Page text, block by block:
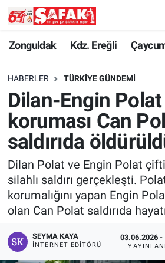
Zonguldak Kdz. Ereğli
HABERLER TÜRKIYE GÜNDEMI
Dilan-Engin
koruması Can
saldırıda
Dilan Polat ve Engin Polat
silahlı saldırı gerçekleşti.
korumalığını yapan Engin
olan Can Polat saldırıda
SEYMA KAYA
İNTERNET EDITÖRÜ
03.06.2026 -
Zonguldak
Kdz. Ereğli
Çaycuma
Devrek
Kilimli
Asayiş
Zonguldak Nöbetçi
Zonguldak Hava Durumu
Zonguldak Namaz Vakitleri
Zonguldak Trafik Yoğunluk
Süper Lig Puan Durumu ve
Tüm Manşetler